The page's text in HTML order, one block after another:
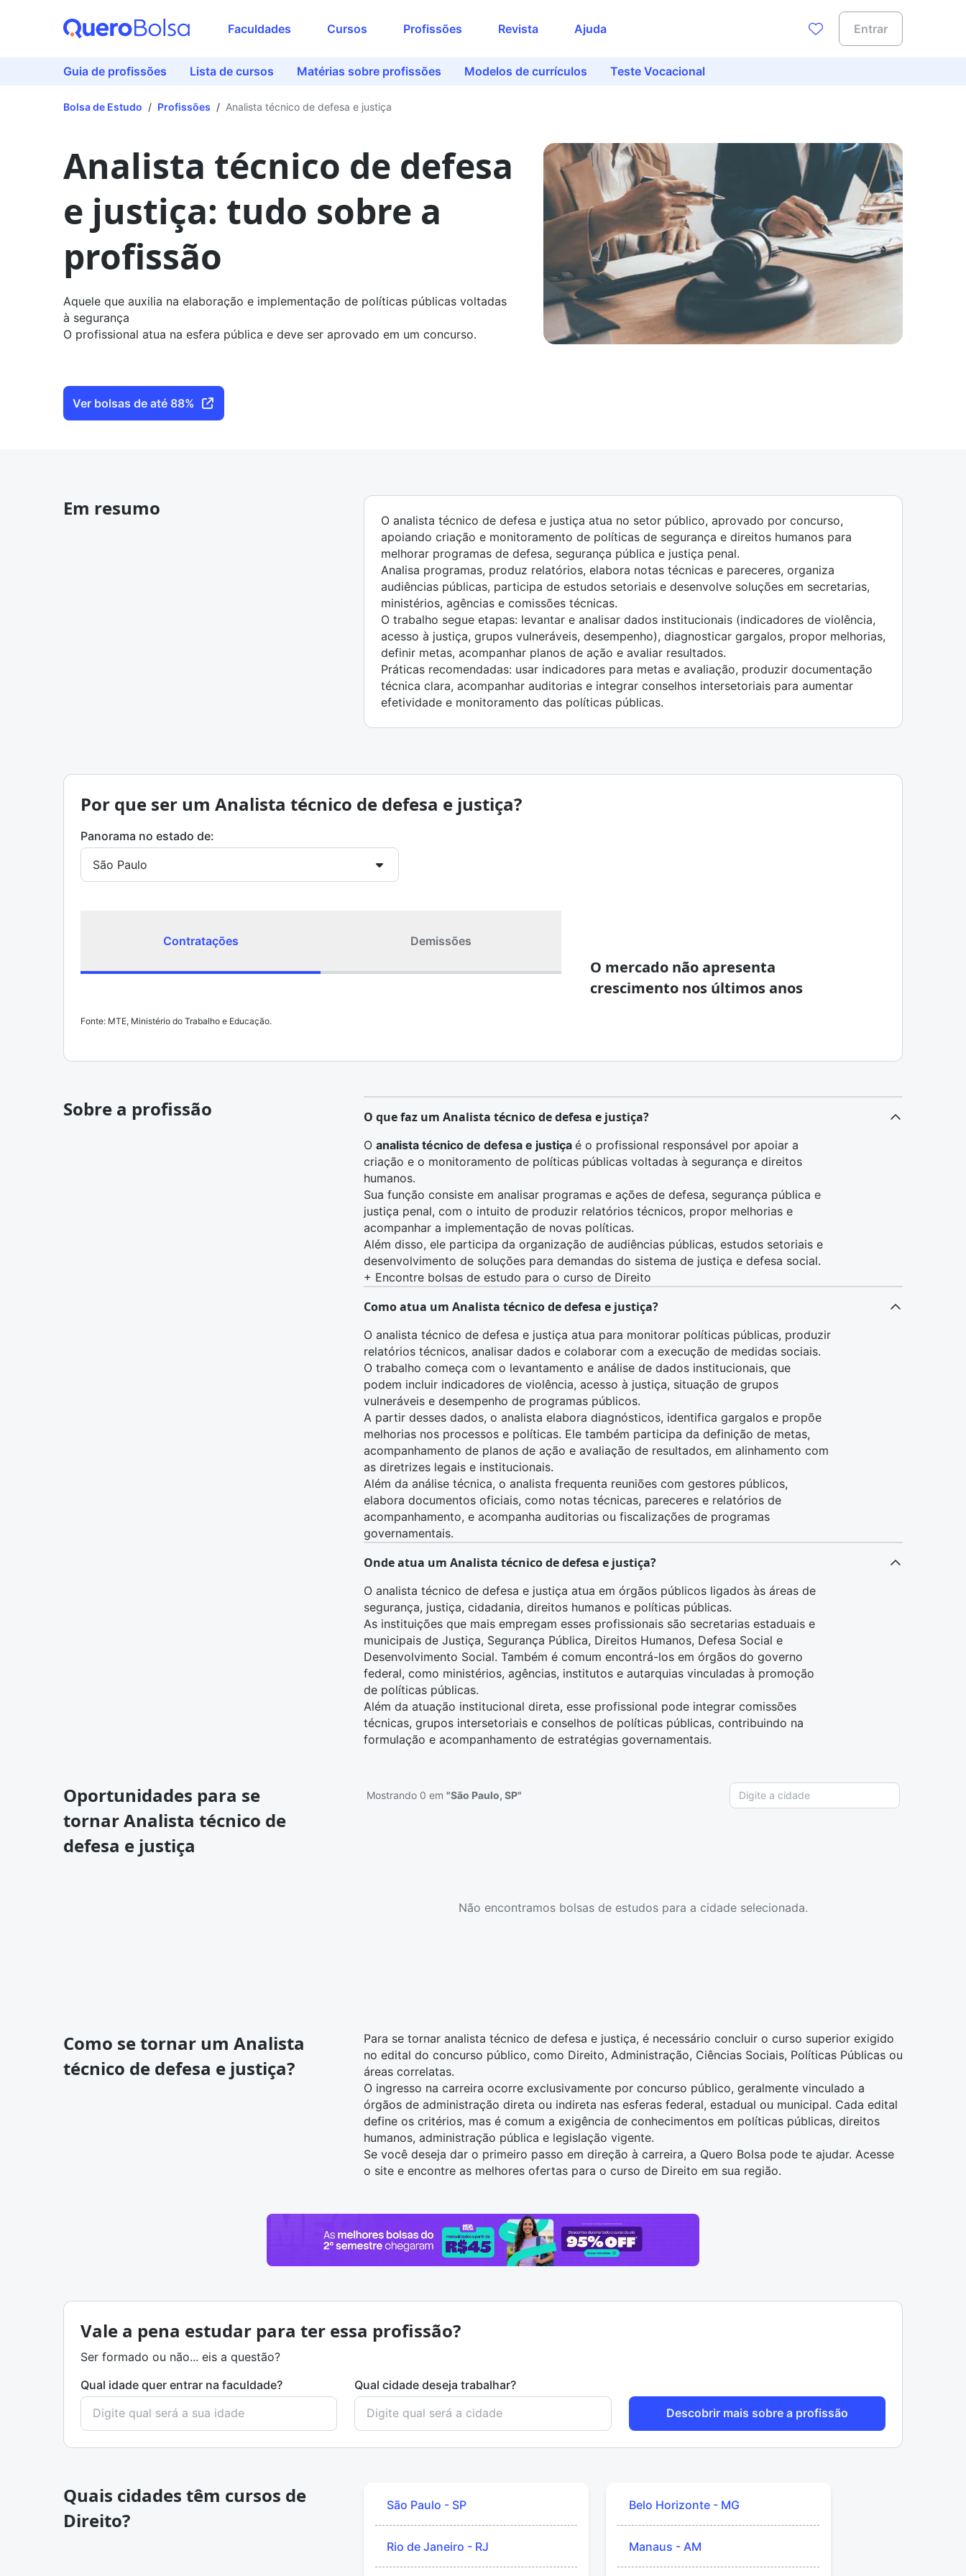
Faculdades Cursos Profissões Revista Ajuda Entrar
Guia de profissões Lista de cursos Matérias sobre profissões Modelos de currículos Teste Vocacional
Bolsa de Estudo / Profissões / Analista técnico de defesa e justiça
Analista técnico de defesa
e justiça: tudo sobre a
profissão
Aquele que auxilia na elaboração e implementação de políticas públicas voltadas
à segurança
O profissional atua na esfera pública e deve ser aprovado em um concurso.
Ver bolsas de até 88%
Em resumo
O analista técnico de defesa e justiça atua no setor público, aprovado por concurso,
apoiando criação e monitoramento de políticas de segurança e direitos humanos para
melhorar programas de defesa, segurança pública e justiça penal.
Analisa programas, produz relatórios, elabora notas técnicas e pareceres, organiza
audiências públicas, participa de estudos setoriais e desenvolve soluções em secretarias,
ministérios, agências e comissões técnicas.
O trabalho segue etapas: levantar e analisar dados institucionais (indicadores de violência,
acesso à justiça, grupos vulneráveis, desempenho), diagnosticar gargalos, propor melhorias,
definir metas, acompanhar planos de ação e avaliar resultados.
Práticas recomendadas: usar indicadores para metas e avaliação, produzir documentação
técnica clara, acompanhar auditorias e integrar conselhos intersetoriais para aumentar
efetividade e monitoramento das políticas públicas.
Por que ser um Analista técnico de defesa e justiça?
Panorama no estado de:
completo
Preencha seus dados para liberar o
acesso
E-mail
Telefone
Ao continuar, você concorda com nossas
políticas de privacidade
Contratações Demissões
Fonte: MTE, Ministério do Trabalho e Educação.
O mercado não apresenta
crescimento nos últimos anos
Sobre a profissão O que faz um Analista técnico de defesa e justiça?
O analista técnico de defesa e justiça é o profissional responsável por apoiar a
criação e o monitoramento de políticas públicas voltadas à segurança e direitos
humanos.
Sua função consiste em analisar programas e ações de defesa, segurança pública e
justiça penal, com o intuito de produzir relatórios técnicos, propor melhorias e
acompanhar a implementação de novas políticas.
Além disso, ele participa da organização de audiências públicas, estudos setoriais e
desenvolvimento de soluções para demandas do sistema de justiça e defesa social.
+ Encontre bolsas de estudo para o curso de Direito
Como atua um Analista técnico de defesa e justiça?
O analista técnico de defesa e justiça atua para monitorar políticas públicas, produzir
relatórios técnicos, analisar dados e colaborar com a execução de medidas sociais.
O trabalho começa com o levantamento e análise de dados institucionais, que
podem incluir indicadores de violência, acesso à justiça, situação de grupos
vulneráveis e desempenho de programas públicos.
A partir desses dados, o analista elabora diagnósticos, identifica gargalos e propõe
melhorias nos processos e políticas. Ele também participa da definição de metas,
acompanhamento de planos de ação e avaliação de resultados, em alinhamento com
as diretrizes legais e institucionais.
Além da análise técnica, o analista frequenta reuniões com gestores públicos,
elabora documentos oficiais, como notas técnicas, pareceres e relatórios de
acompanhamento, e acompanha auditorias ou fiscalizações de programas
governamentais.
Onde atua um Analista técnico de defesa e justiça?
O analista técnico de defesa e justiça atua em órgãos públicos ligados às áreas de
segurança, justiça, cidadania, direitos humanos e políticas públicas.
As instituições que mais empregam esses profissionais são secretarias estaduais e
municipais de Justiça, Segurança Pública, Direitos Humanos, Defesa Social e
Desenvolvimento Social. Também é comum encontrá-los em órgãos do governo
federal, como ministérios, agências, institutos e autarquias vinculadas à promoção
de políticas públicas.
Além da atuação institucional direta, esse profissional pode integrar comissões
técnicas, grupos intersetoriais e conselhos de políticas públicas, contribuindo na
formulação e acompanhamento de estratégias governamentais.
Oportunidades para se
tornar Analista técnico de
defesa e justiça
Mostrando 0 em "São Paulo, SP"
Não encontramos bolsas de estudos para a cidade selecionada.
Como se tornar um Analista
técnico de defesa e justiça?
Para se tornar analista técnico de defesa e justiça, é necessário concluir o curso superior exigido
no edital do concurso público, como Direito, Administração, Ciências Sociais, Políticas Públicas ou
áreas correlatas.
O ingresso na carreira ocorre exclusivamente por concurso público, geralmente vinculado a
órgãos de administração direta ou indireta nas esferas federal, estadual ou municipal. Cada edital
define os critérios, mas é comum a exigência de conhecimentos em políticas públicas, direitos
humanos, administração pública e legislação vigente.
Se você deseja dar o primeiro passo em direção à carreira, a Quero Bolsa pode te ajudar. Acesse
o site e encontre as melhores ofertas para o curso de Direito em sua região.
Vale a pena estudar para ter essa profissão?
Ser formado ou não... eis a questão?
Qual idade quer entrar na faculdade?
Qual cidade deseja trabalhar?
Descobrir mais sobre a profissão
Quais cidades têm cursos de
Direito?
São Paulo - SP
Rio de Janeiro - RJ
Belo Horizonte - MG
Manaus - AM